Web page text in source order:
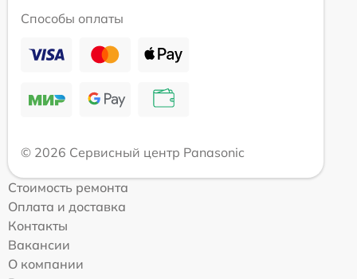
Способы оплаты
© 2026 Сервисный центр Panasonic
Стоимость ремонта
Оплата и доставка
Контакты
Вакансии
О компании